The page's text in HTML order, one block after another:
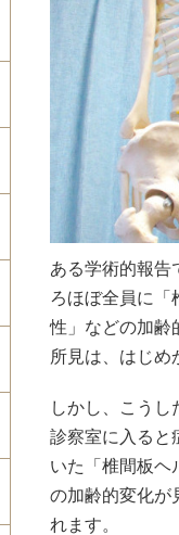
ある学術的報告
ろほぼ全員に「
性」などの加齢
所見は、はじめ
しかし、こう
診察室に入ると
いた「椎間板ヘ
の加齢的変化が
れます。